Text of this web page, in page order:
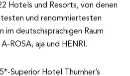
Hotels und Resorts, von denen
und renommiertesten
im deutschsprachigen Raum
ROSA, aja und HENRI.
Superior Hotel Thurnher’s